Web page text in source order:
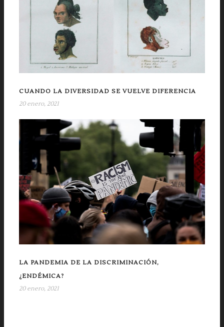
CUANDO LA DIVERSIDAD SE VUELVE DIFERENCIA
20 enero, 2021
LA PANDEMIA DE LA DISCRIMINACIÓN,
¿ENDÉMICA?
20 enero, 2021